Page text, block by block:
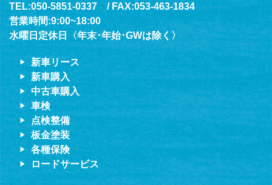
TEL:050-5851-0337 / FAX:053-463-1834
営業時間:9:00~18:00
水曜日定休日〈年末･年始･GWは除く〉
新車リース
新車購入
中古車購入
車検
点検整備
板金塗装
各種保険
ロードサービス